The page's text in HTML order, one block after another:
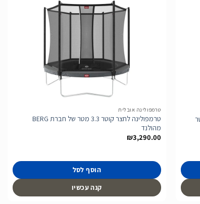
טרמפולינה אובלית
טרמפולינה לחצר קוטר 3.3 מטר של חברת BERG
מהולנד
₪3,290.00
הוסף לסל
קנה עכשיו